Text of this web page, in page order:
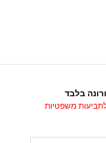
בלבד
משפטיות